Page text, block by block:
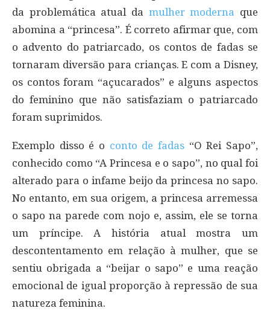
da problemática atual da mulher moderna que
abomina a “princesa”. É correto afirmar que, com
o advento do patriarcado, os contos de fadas se
tornaram diversão para crianças. E com a Disney,
os contos foram “açucarados” e alguns aspectos
do feminino que não satisfaziam o patriarcado
foram suprimidos.
Exemplo disso é o conto de fadas “O Rei Sapo”,
conhecido como “A Princesa e o sapo”, no qual foi
alterado para o infame beijo da princesa no sapo.
No entanto, em sua origem, a princesa arremessa
o sapo na parede com nojo e, assim, ele se torna
um príncipe. A história atual mostra um
descontentamento em relação à mulher, que se
sentiu obrigada a “beijar o sapo” e uma reação
emocional de igual proporção à repressão de sua
natureza feminina.